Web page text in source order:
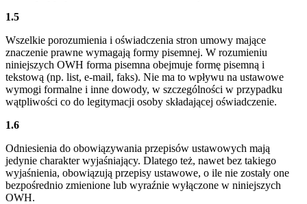
1.5
Wszelkie porozumienia i oświadczenia stron umowy mające
znaczenie prawne wymagają formy pisemnej. W rozumieniu
niniejszych OWH forma pisemna obejmuje formę pisemną i
tekstową (np. list, e-mail, faks). Nie ma to wpływu na ustawowe
wymogi formalne i inne dowody, w szczególności w przypadku
wątpliwości co do legitymacji osoby składającej oświadczenie.
1.6
Odniesienia do obowiązywania przepisów ustawowych mają
jedynie charakter wyjaśniający. Dlatego też, nawet bez takiego
wyjaśnienia, obowiązują przepisy ustawowe, o ile nie zostały one
bezpośrednio zmienione lub wyraźnie wyłączone w niniejszych
OWH.